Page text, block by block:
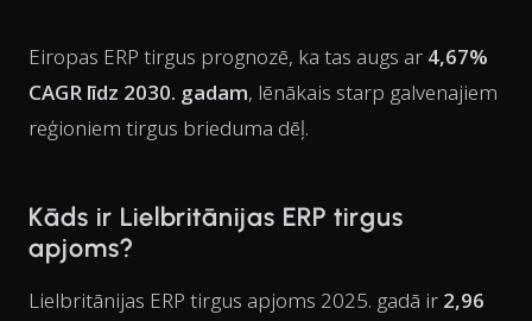
Eiropas ERP tirgus prognozē, ka tas augs ar 4,67%
CAGR līdz 2030. gadam, lēnākais starp galvenajiem
reģioniem tirgus brieduma dēļ.
Kāds ir Lielbritānijas ERP tirgus
apjoms?
Lielbritānijas ERP tirgus apjoms 2025. gadā ir 2,96